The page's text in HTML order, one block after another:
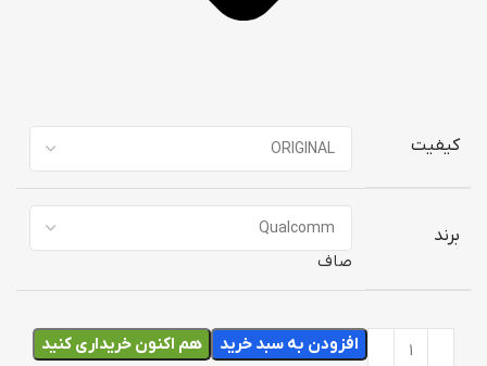
کیفیت
برند
صاف
افزودن به سبد خرید
هم اکنون خریداری کنید